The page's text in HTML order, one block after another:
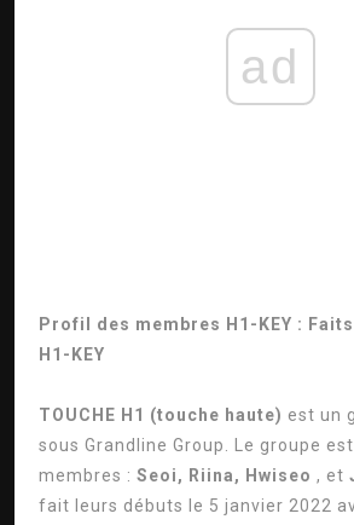
ad
Profil des membres H1-KEY :
H1-KEY
TOUCHE H1 (touche haute) est un
sous Grandline Group. Le groupe
membres : Seoi, Riina, Hwiseo , et
fait leurs débuts le 5 janvier 2022